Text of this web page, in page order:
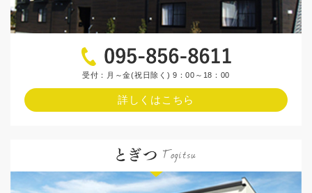
受付：月～金(祝日除く) 9：00～18：00
詳しくはこちら